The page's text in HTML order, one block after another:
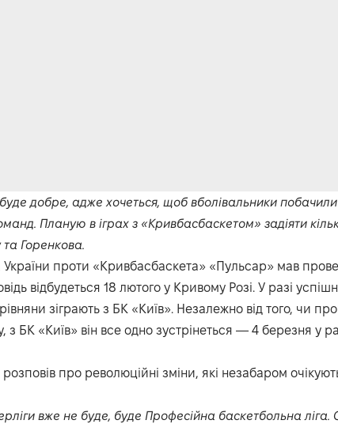
добре, адже хочеться, щоб вболівальники побачили
Планую в іграх з «Кривбасбаскетом» задіяти
Горенкова.
України проти «Кривбасбаскета» «Пульсар» мав
відбудеться 18 лютого у Кривому Розі. У разі
зіграють з БК «Київ». Незалежно від того, чи
з БК «Київ» він все одно зустрінеться — 4 березня у
про революційні зміни, які незабаром
вже не буде, буде Професійна баскетбольна ліга.